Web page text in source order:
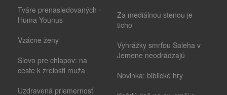
Tváre prenasledovaných -
Huma Younus
Vzácne ženy
Slovo pre chlapov: na
ceste k zrelosti muža
Uzdravená priemernosť
Za mediálnou stenou je
ticho
Vyhrážky smrťou Saleha v
Jemene neodrádzajú
Novinka: biblické hry